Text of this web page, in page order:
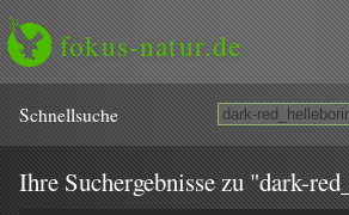
fokus-natur.de
Schnell­suche
Ihre Suchergebnisse zu "dark-